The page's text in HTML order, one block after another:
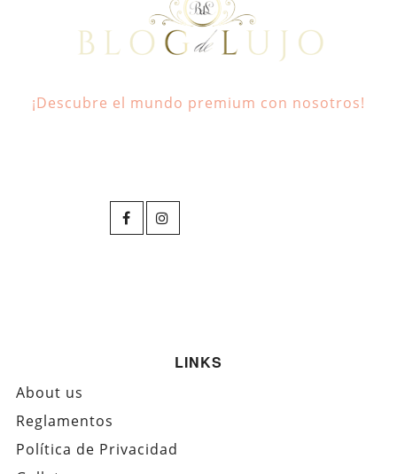
¡Descubre el mundo premium con nosotros!
LINKS
About us
Reglamentos
Política de Privacidad